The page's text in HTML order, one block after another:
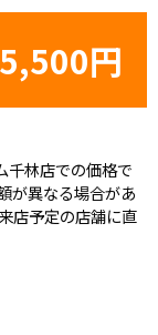
円
林店での価格で
が異なる場合があ
店予定の店舗に直